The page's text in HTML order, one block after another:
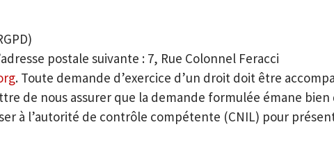
postale suivante : 7, Rue Colonnel Feracci
. Toute demande d’exercice d’un droit doit être
de nous assurer que la demande formulée émane
à l’autorité de contrôle compétente (CNIL) pour